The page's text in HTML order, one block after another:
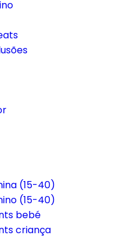
(15-40)
(15-40)
bebé
criança